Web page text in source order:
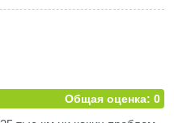
Общая оценка: 0